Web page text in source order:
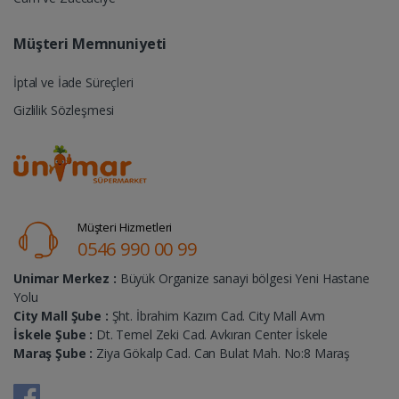
Müşteri Memnuniyeti
İptal ve İade Süreçleri
Gizlilik Sözleşmesi
Müşteri Hizmetleri
0546 990 00 99
Unimar Merkez : Büyük Organize sanayi bölgesi Yeni Hastane
Yolu
City Mall Şube : Şht. İbrahim Kazım Cad. City Mall Avm
İskele Şube : Dt. Temel Zeki Cad. Avkıran Center İskele
Maraş Şube : Ziya Gökalp Cad. Can Bulat Mah. No:8 Maraş